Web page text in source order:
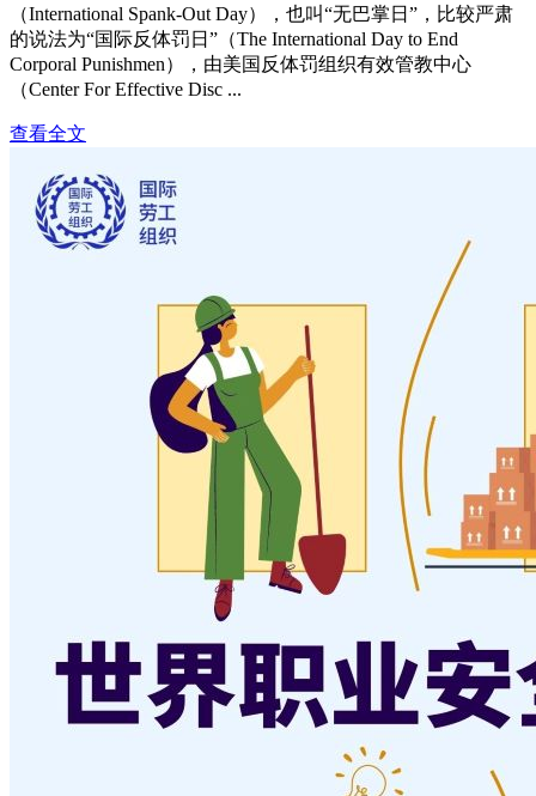
（International Spank-Out Day），也叫“无巴掌日”，比较严肃
的说法为“国际反体罚日”（The International Day to End
Corporal Punishmen），由美国反体罚组织有效管教中心
（Center For Effective Disc ...
查看全文